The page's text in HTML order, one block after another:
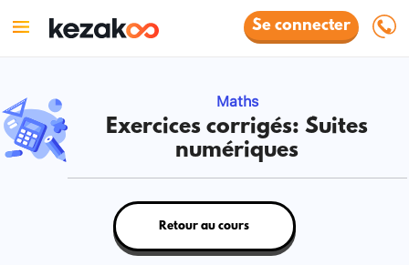
Se connecter
Maths
Exercices corrigés: Suites
numériques
Retour au cours